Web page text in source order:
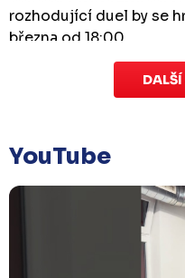
rozhodující duel by se
března od 18:00.
Zápas dorostu je
které se mělo odehrát v
odloženo!Odehraje se
kterém se bude jednat.
Náhradní termín 32.
YouTube